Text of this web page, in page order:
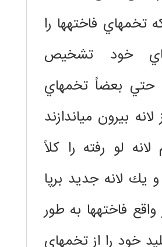
تخمهاي فاختهها را
خود تشخيص
حتي بعضاً تخمهاي
لانه بيرون مياندازند
لو رفته را كلاً
يك لانه جديد برپا
واقع فاختهها به طور
خود را از تخمهاي